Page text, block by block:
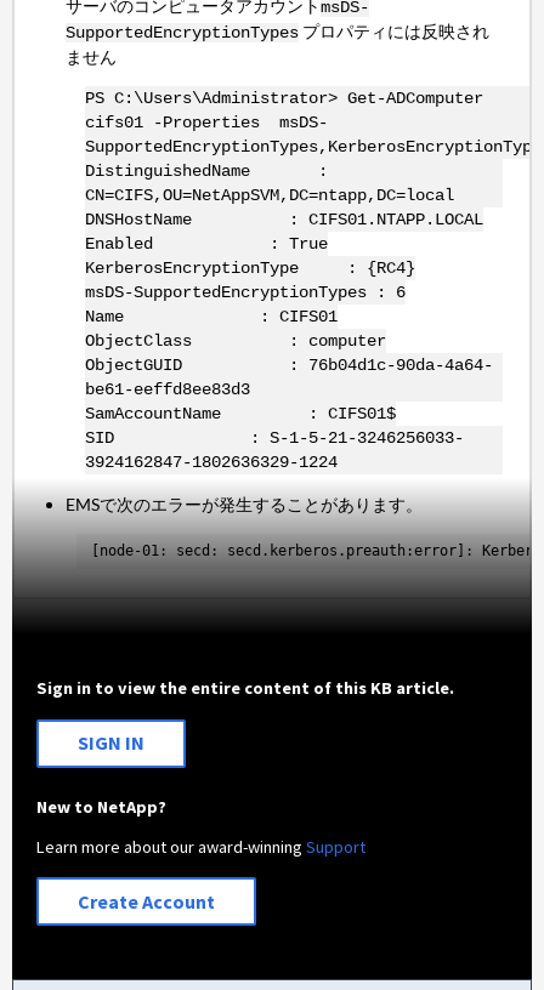
サーバのコンピュータアカウントmsDS-
SupportedEncryptionTypes プロパティには反映され
ません
PS C:\Users\Administrator> Get-ADComputer
cifs01 -Properties msDS-
SupportedEncryptionTypes,KerberosEncryptionType
DistinguishedName :
CN=CIFS,OU=NetAppSVM,DC=ntapp,DC=local
DNSHostName : CIFS01.NTAPP.LOCAL
Enabled : True
KerberosEncryptionType : {RC4}
msDS-SupportedEncryptionTypes : 6
Name : CIFS01
ObjectClass : computer
ObjectGUID : 76b04d1c-90da-4a64-
be61-eeffd8ee83d3
SamAccountName : CIFS01$
SID : S-1-5-21-3246256033-
3924162847-1802636329-1224
EMSで次のエラーが発生することがあります。
[node-01: secd: secd.kerberos.preauth:error]:
Sign in to view the entire content of this KB article.
SIGN IN
New to NetApp?
Learn more about our award-winningSupport
Create Account